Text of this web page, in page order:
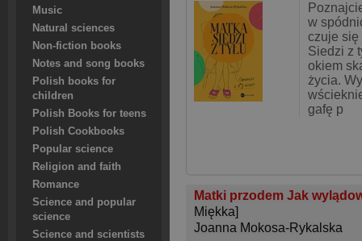
Music
Natural sciences
Non-fiction books
Notes and song books
Polish books for
children
Polish Books for teens
Polish Cookbooks
Popular science
Religion and faith
Romance
Science and popular
science
Science and scientists
w
czuje się
Siedzi z
okiem
życia.
gafę p
Matki przodem Jak
Miękka]
Joanna Mokosa-Rykalska